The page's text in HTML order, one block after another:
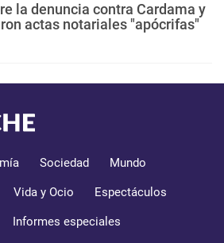
la denuncia contra Cardama y
actas notariales "apócrifas"
Sociedad Mundo
Vida y Ocio Espectáculos
Informes especiales